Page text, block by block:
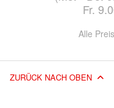
Fr.
Alle
ZURÜCK NACH OBEN